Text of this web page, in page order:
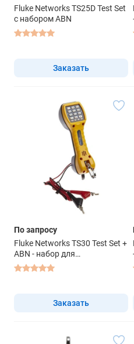
Fluke Networks TS25D Test Set
с набором ABN
Заказать
По запросу
Fluke Networks TS30 Test Set +
ABN - набор для
тестирования
Заказать